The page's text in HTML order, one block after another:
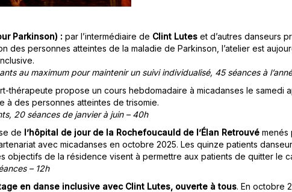
Parkinson) : par l’intermédiaire de Clint Lutes et d’autres danseurs
des personnes atteintes de la maladie de Parkinson, l’atelier est
au maximum pour maintenir un suivi individualisé, 45 séances à
thérapeute propose un cours hebdomadaire à micadanses le samedi
à des personnes atteintes de trisomie.
20 séances de janvier à juin – 40h
de l’hôpital de jour de la Rochefoucauld de l’Élan Retrouvé menés
avec micadanses en octobre 2025. Les quinze patients
objectifs de la résidence visent à permettre aux patients de quitter le
– 12h
en danse inclusive avec Clint Lutes, ouverte à tous. En octobre